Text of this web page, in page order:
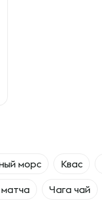
морс Квас
Чага чай